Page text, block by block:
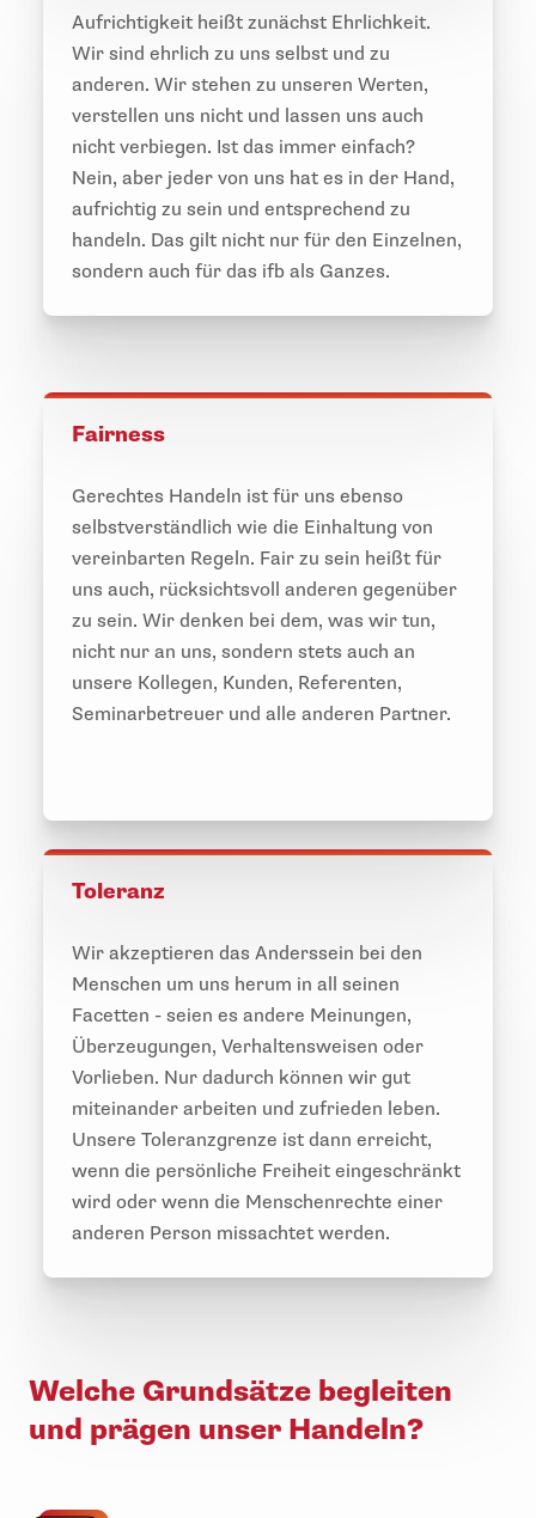
Aufrichtigkeit heißt zunächst Ehrlichkeit.
Wir sind ehrlich zu uns selbst und zu
anderen. Wir stehen zu unseren Werten,
verstellen uns nicht und lassen uns auch
nicht verbiegen. Ist das immer einfach?
Nein, aber jeder von uns hat es in der Hand,
aufrichtig zu sein und entsprechend zu
handeln. Das gilt nicht nur für den Einzelnen,
sondern auch für das ifb als Ganzes.
Fairness
Gerechtes Handeln ist für uns ebenso
selbstverständlich wie die Einhaltung von
vereinbarten Regeln. Fair zu sein heißt für
uns auch, rücksichtsvoll anderen gegenüber
zu sein. Wir denken bei dem, was wir tun,
nicht nur an uns, sondern stets auch an
unsere Kollegen, Kunden, Referenten,
Seminarbetreuer und alle anderen Partner.
Toleranz
Wir akzeptieren das Anderssein bei den
Menschen um uns herum in all seinen
Facetten - seien es andere Meinungen,
Überzeugungen, Verhaltensweisen oder
Vorlieben. Nur dadurch können wir gut
miteinander arbeiten und zufrieden leben.
Unsere Toleranzgrenze ist dann erreicht,
wenn die persönliche Freiheit eingeschränkt
wird oder wenn die Menschenrechte einer
anderen Person missachtet werden.
Welche Grundsätze begleiten
und prägen unser Handeln?